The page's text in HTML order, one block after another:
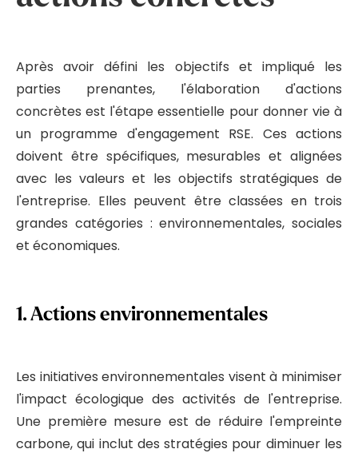
Après avoir défini les objectifs et impliqué les
parties prenantes, l'élaboration d'actions
concrètes est l'étape essentielle pour donner vie à
un programme d'engagement RSE. Ces actions
doivent être spécifiques, mesurables et alignées
avec les valeurs et les objectifs stratégiques de
l'entreprise. Elles peuvent être classées en trois
grandes catégories : environnementales, sociales
et économiques.
1.Actions environnementales
Les initiatives environnementales visent à minimiser
l'impact écologique des activités de l'entreprise.
Une première mesure est de réduire l'empreinte
carbone, qui inclut des stratégies pour diminuer les